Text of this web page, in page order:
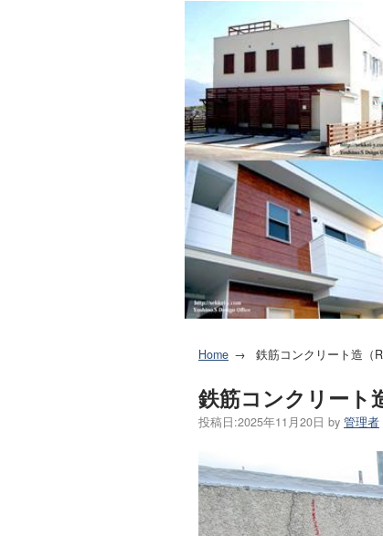
Home 鉄筋コンクリート造
鉄筋コンクリー
投稿日:2025年11月20日 by 管理者